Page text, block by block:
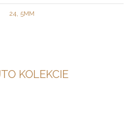
24 5MM
KOLEKCIE